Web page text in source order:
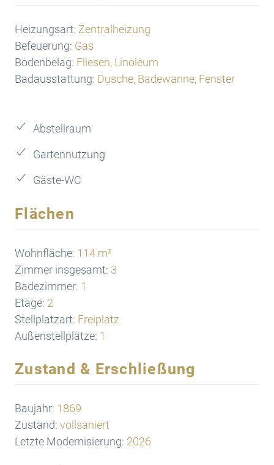
Heizungsart: Zentralheizung
Befeuerung: Gas
Bodenbelag: Fliesen, Linoleum
Badausstattung: Dusche, Badewanne, Fenster
Abstellraum
Gartennutzung
Gäste-WC
Flächen
Wohnfläche: 114 m²
Zimmer insgesamt: 3
Badezimmer: 1
Etage: 2
Stellplatzart: Freiplatz
Außenstellplätze: 1
Zustand & Erschließung
Baujahr: 1869
Zustand: vollsaniert
Letzte Modernisierung: 2026